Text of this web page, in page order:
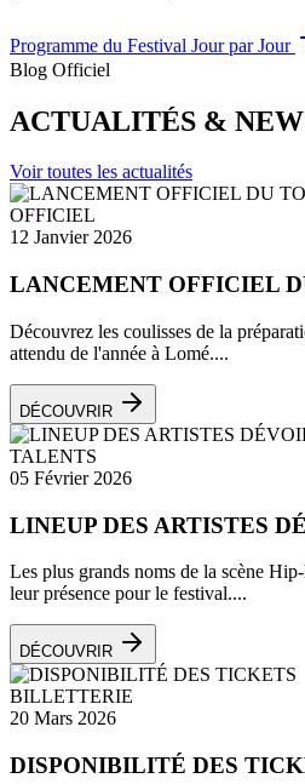
Programme du Festival Jour par Jour
Blog Officiel
ACTUALITÉS &
Voir toutes les actualités
OFFICIEL
12 Janvier 2026
LANCEMENT OFFICIEL
Découvrez les coulisses de la
attendu de l'année à Lomé....
DÉCOUVRIR
TALENTS
05 Février 2026
LINEUP DES ARTISTES
Les plus grands noms de la scène
leur présence pour le festival....
DÉCOUVRIR
BILLETTERIE
20 Mars 2026
DISPONIBILITÉ DES